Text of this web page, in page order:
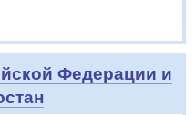
Федерации и